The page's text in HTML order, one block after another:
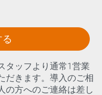
タッフより通常1営業
だきます。導入のご相
の方へのご連絡は差し